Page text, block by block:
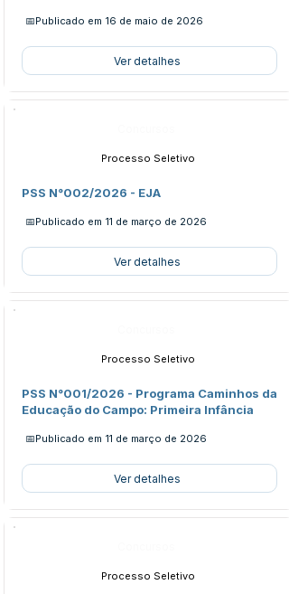
📅Publicado em 16 de maio de 2026
Ver detalhes
Processo Seletivo
PSS N°002/2026 - EJA
📅Publicado em 11 de março de 2026
Ver detalhes
Processo Seletivo
PSS N°001/2026 - Programa Caminhos da
Educação do Campo: Primeira Infância
📅Publicado em 11 de março de 2026
Ver detalhes
Processo Seletivo